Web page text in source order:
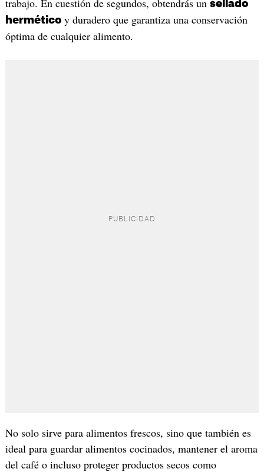
trabajo. En cuestión de segundos, obtendrás un sellado
hermético y duradero que garantiza una conservación
óptima de cualquier alimento.
No solo sirve para alimentos frescos, sino que también es
ideal para guardar alimentos cocinados, mantener el aroma
del café o incluso proteger productos secos como